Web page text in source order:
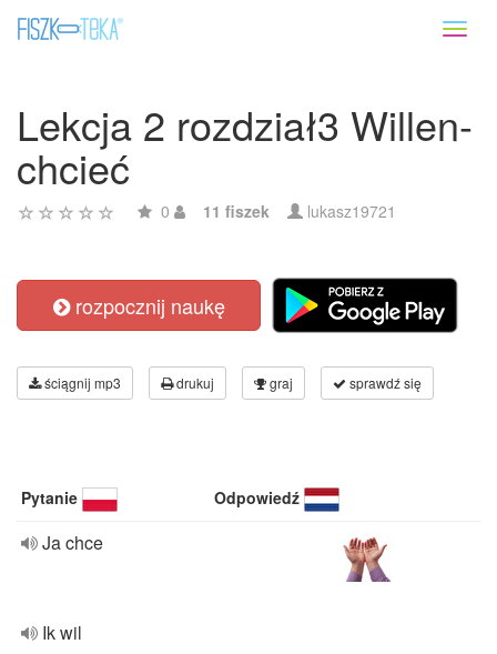
Lekcja 2 rozdział3 Willen-
chcieć
0 11 fiszek lukasz19721
rozpocznij naukę
ściągnij mp3 drukuj graj sprawdź się
Pytanie Odpowiedź
Ja chce
Ik wil